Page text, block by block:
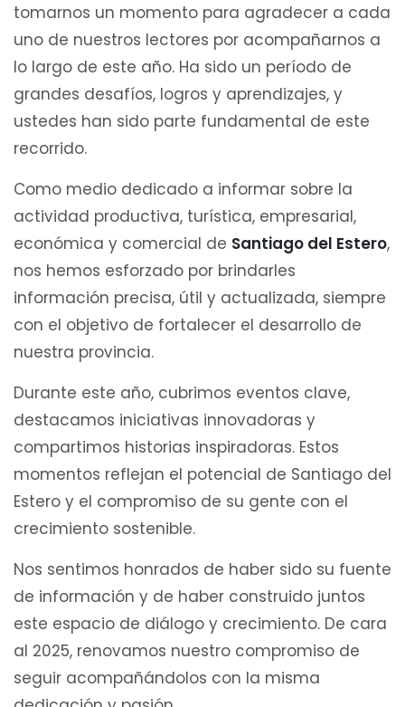
tomarnos un momento para agradecer a cada
uno de nuestros lectores por acompañarnos a
lo largo de este año. Ha sido un período de
grandes desafíos, logros y aprendizajes, y
ustedes han sido parte fundamental de este
recorrido.
Como medio dedicado a informar sobre la
actividad productiva, turística, empresarial,
económica y comercial de Santiago del Estero,
nos hemos esforzado por brindarles
información precisa, útil y actualizada, siempre
con el objetivo de fortalecer el desarrollo de
nuestra provincia.
Durante este año, cubrimos eventos clave,
destacamos iniciativas innovadoras y
compartimos historias inspiradoras. Estos
momentos reflejan el potencial de Santiago del
Estero y el compromiso de su gente con el
crecimiento sostenible.
Nos sentimos honrados de haber sido su fuente
de información y de haber construido juntos
este espacio de diálogo y crecimiento. De cara
al 2025, renovamos nuestro compromiso de
seguir acompañándolos con la misma